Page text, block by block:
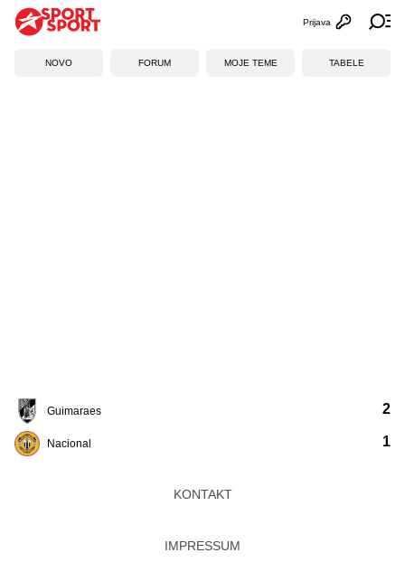
Otvori
Prijava
NOVO FORUM MOJE TEME TABELE
Guimaraes
Nacional
2
1
KONTAKT
IMPRESSUM